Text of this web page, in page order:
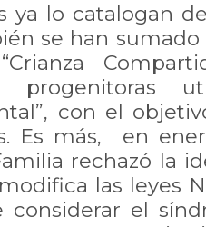
ya lo catalogan
se han
progenitoras
con el
Es más, en
rechazó la
las leyes
el